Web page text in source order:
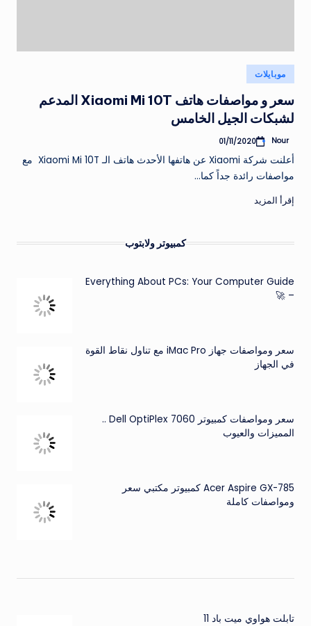
نُشر
في
موبايلات
سعر و مواصفات هاتف Xiaomi Mi 10T المدعم
لشبكات الجيل الخامس
تمّ
بواسطة
Nour
01/11/2020
أعلنت شركة Xiaomi عن هاتفها الأحدث هاتف الـ Xiaomi Mi 10T مع
مواصفات رائدة جداً كما…
إقرأ المزيد
كمبيوتر ولابتوب
Everything About PCs: Your Computer Guide
– 🚀
سعر ومواصفات جهاز iMac Pro مع تناول نقاط القوة
في الجهاز
سعر ومواصفات كمبيوتر Dell OptiPlex 7060 ..
المميزات والعيوب
Acer Aspire GX-785 كمبيوتر مكتبي سعر
ومواصفات كاملة
تابلت هواوي ميت باد 11